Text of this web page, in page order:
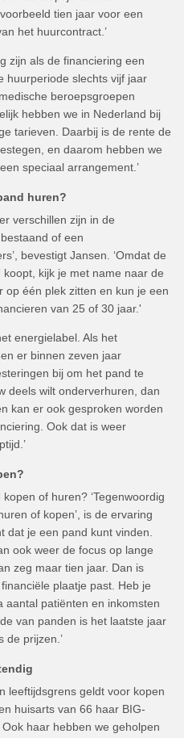
tien jaar voor een
het huurcontract.’
zijn als de financiering een
huurperiode slechts vijf jaar
beroepsgroepen
hebben we in Nederland bij
tarieven. Daarbij is de rente de
en daarom hebben we
speciaal arrangement.’
huren?
verschillen zijn in de
of een
bevestigt Jansen. ‘Omdat de
kijk je met name naar de
op één plek zitten en kun je een
van 25 of 30 jaar.'
energielabel. Als het
er binnen zeven jaar
bij om het pand te
deels wilt onderverhuren, dan
kan er ook gesproken worden
Ook dat is weer
of huren? ‘Tegenwoordig
of kopen’, is de ervaring
dat je een pand kunt vinden.
ook weer de focus op lange
zeg maar tien jaar. Dan is
plaatje past. Heb je
aantal patiënten en inkomsten
van panden is het laatste jaar
de prijzen.’
leeftijdsgrens geldt voor kopen
huisarts van 66 haar BIG-
haar hebben we geholpen